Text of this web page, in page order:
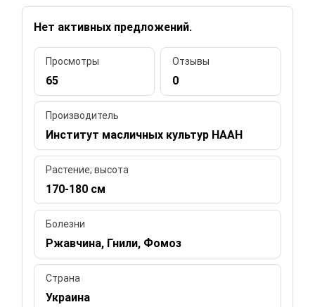
Нет активных предложений.
Просмотры
65
Отзывы
0
Производитель
Институт масличных культур НААН
Растение; высота
170-180 см
Болезни
Ржавчина, Гнили, Фомоз
Страна
Украина